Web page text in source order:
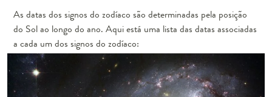
As datas dos signos do zodíaco são determinadas pela posição
do Sol ao longo do ano. Aqui está uma lista das datas associadas
a cada um dos signos do zodíaco: